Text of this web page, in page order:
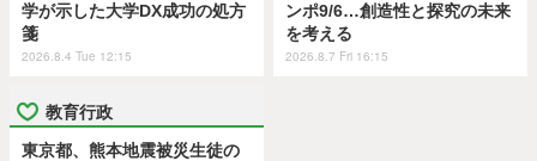
学が示した大学DX成功の処方
箋
2026.8.4 Tue 12:15
ンポ9/6…創造性と探究の未来
を考える
2026.8.7 Fri 16:15
教育行政
東京都、熊本地震被災生徒の